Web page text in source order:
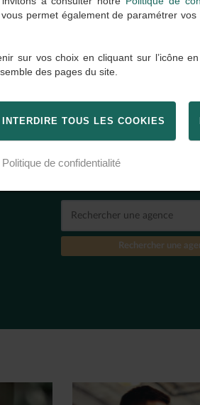
UNE
permet également de paramétrer vos
sur vos choix en cliquant sur l’icône
des pages du site.
INTERDIRE TOUS LES COOKIES
Politique de confidentialité